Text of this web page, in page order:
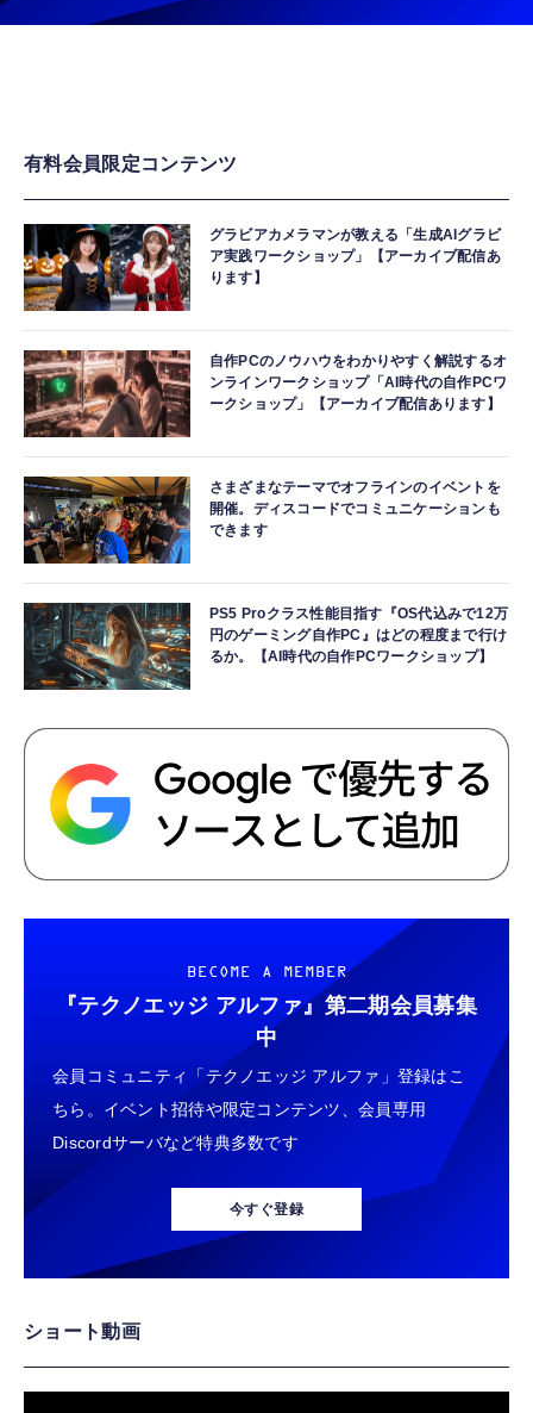
有料会員限定コンテンツ
グラビアカメラマンが教える「生成AIグラビ
ア実践ワークショップ」【アーカイブ配信あ
ります】
自作PCのノウハウをわかりやすく解説するオ
ンラインワークショップ「AI時代の自作PCワ
ークショップ」【アーカイブ配信あります】
さまざまなテーマでオフラインのイベントを
開催。ディスコードでコミュニケーションも
できます
PS5 Proクラス性能目指す『OS代込みで12万
円のゲーミング自作PC』はどの程度まで行け
るか。【AI時代の自作PCワークショップ】
BECOME A MEMBER
『テクノエッジ アルファ』 第二期会員募集
中
会員コミュニティ「テクノエッジ アルファ」登録はこ
ちら。イベント招待や限定コンテンツ、会員専用
Discordサーバなど特典多数です
今すぐ登録
ショート動画